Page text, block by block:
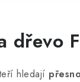
hledají